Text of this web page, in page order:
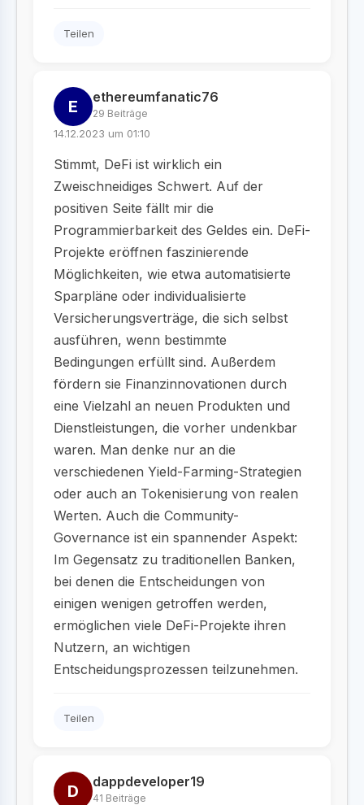
Teilen
E ethereumfanatic76
29 Beiträge
14.12.2023 um 01:10
Stimmt, DeFi ist wirklich ein
Zweischneidiges Schwert. Auf der
positiven Seite fällt mir die
Programmierbarkeit des Geldes ein. DeFi-
Projekte eröffnen faszinierende
Möglichkeiten, wie etwa automatisierte
Sparpläne oder individualisierte
Versicherungsverträge, die sich selbst
ausführen, wenn bestimmte
Bedingungen erfüllt sind. Außerdem
fördern sie Finanzinnovationen durch
eine Vielzahl an neuen Produkten und
Dienstleistungen, die vorher undenkbar
waren. Man denke nur an die
verschiedenen Yield-Farming-Strategien
oder auch an Tokenisierung von realen
Werten. Auch die Community-
Governance ist ein spannender Aspekt:
Im Gegensatz zu traditionellen Banken,
bei denen die Entscheidungen von
einigen wenigen getroffen werden,
ermöglichen viele DeFi-Projekte ihren
Nutzern, an wichtigen
Entscheidungsprozessen teilzunehmen.
Teilen
D dappdeveloper19
41 Beiträge